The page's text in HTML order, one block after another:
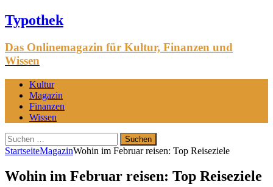
Typothek
Das Onlinemagazin für Kultur, Finanzen und
Wissen
Kultur
Magazin
Finanzen
Wissen
Suchen
nach:
StartseiteMagazinWohin im Februar reisen: Top Reiseziele
Wohin im Februar reisen: Top Reiseziele